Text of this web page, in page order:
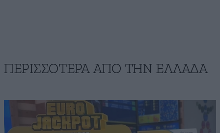
ΠΕΡΙΣΣΟΤΕΡΑ ΑΠΟ ΤΗΝ ΕΛΛΑΔΑ